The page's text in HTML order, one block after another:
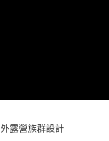
露營族群設計